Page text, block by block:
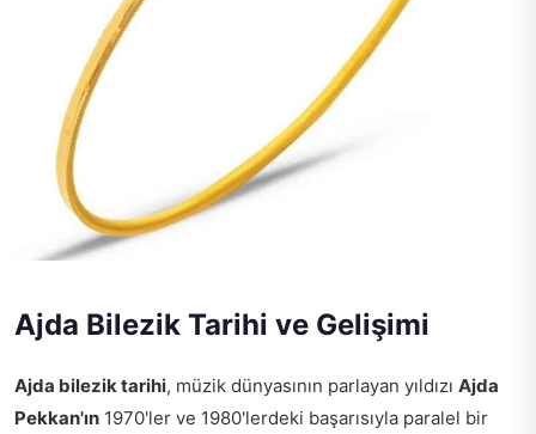
Ajda Bilezik Tarihi ve Gelişimi
Ajda bilezik tarihi, müzik dünyasının parlayan yıldızı Ajda
Pekkan'ın 1970'ler ve 1980'lerdeki başarısıyla paralel bir